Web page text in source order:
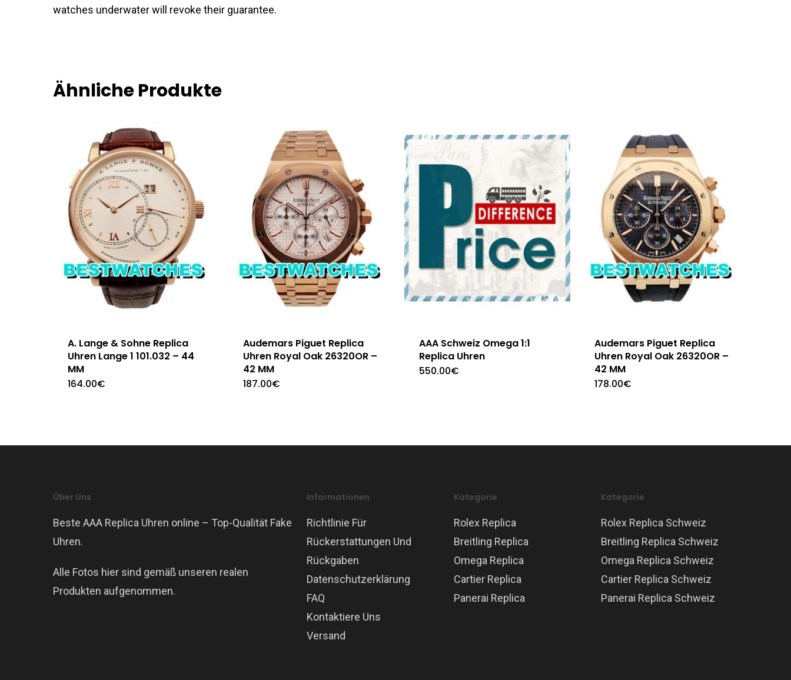
watches underwater will revoke their guarantee.
Ähnliche Produkte
A. Lange & Sohne Replica
Uhren Lange 1 101.032 – 44
MM
164.00€
Audemars Piguet Replica
Uhren Royal Oak 26320OR –
42 MM
187.00€
AAA Schweiz Omega 1:1
Replica Uhren
550.00€
Audemars Piguet Replica
Uhren Royal Oak 26320OR –
42 MM
178.00€
Über Uns
Beste AAA Replica Uhren online – Top-Qualität Fake
Uhren.
Alle Fotos hier sind gemäß unseren realen
Produkten aufgenommen.
Informationen
Richtlinie Für
Rückerstattungen Und
Rückgaben
Datenschutzerklärung
FAQ
Kontaktiere Uns
Versand
Kategorie
Rolex Replica
Breitling Replica
Omega Replica
Cartier Replica
Panerai Replica
Kategorie
Rolex Replica Schweiz
Breitling Replica Schweiz
Omega Replica Schweiz
Cartier Replica Schweiz
Panerai Replica Schweiz